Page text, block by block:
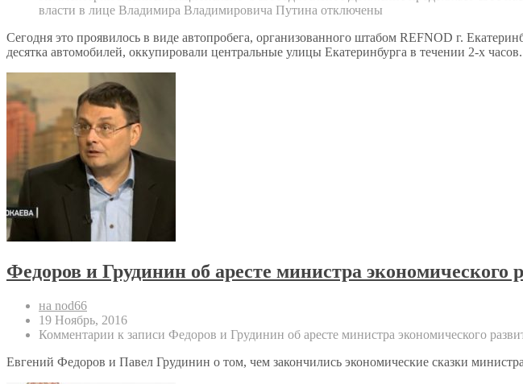
власти в лице Владимира Владимировича Путина отключены
Сегодня это проявилось в виде автопробега, организованного штабом REFNOD г.
десятка автомобилей, оккупировали центральные улицы Екатеринбурга в течении 2-х часов.
Федоров и Грудинин об аресте министра экономического
на nod66
19 Ноябрь, 2016
Комментарии к записи Федоров и Грудинин об аресте министра экономического
Евгений Федоров и Павел Грудинин о том, чем закончились экономические сказки